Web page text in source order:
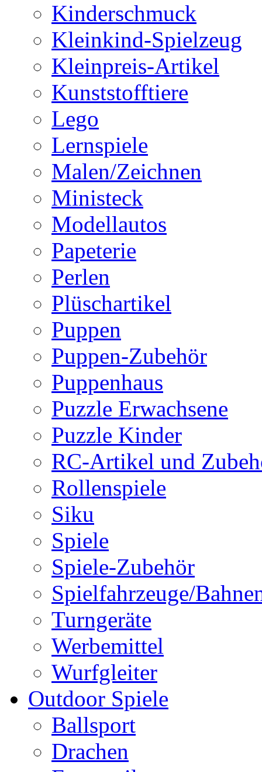
Kinderschmuck
Kleinkind-Spielzeug
Kleinpreis-Artikel
Kunststofftiere
Lego
Lernspiele
Malen/Zeichnen
Ministeck
Modellautos
Papeterie
Perlen
Plüschartikel
Puppen
Puppen-Zubehör
Puppenhaus
Puzzle Erwachsene
Puzzle Kinder
RC-Artikel und
Rollenspiele
Siku
Spiele
Spiele-Zubehör
Spielfahrzeuge/
Turngeräte
Werbemittel
Wurfgleiter
Outdoor Spiele
Ballsport
Drachen